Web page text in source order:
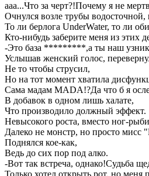
ааа...Что за черт?!Почему я не
Очнулся возле трубы водосточной,
То ли берлога UnderWater, то ли
Кто-нибудь заберите меня из этих
-Это база *********,а ты наш
Услышав женский голос,
Не то чтобы струсил,
Но на тот момент хватила
Сама мадам MADA!?Да что б я
В добавок в одном лишь халате,
Что производило должный эффект.
Невысокого роста, вместо ног-
Далеко не монстр, но просто мисс
Поднялся кое-как,
Ведь до сих пор под алко.
-Вот так встреча, однако!Судьба
Только хотел открыть рот, но меня